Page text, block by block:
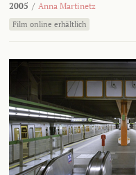
2005 / Anna Martinetz
Film online erhältlich